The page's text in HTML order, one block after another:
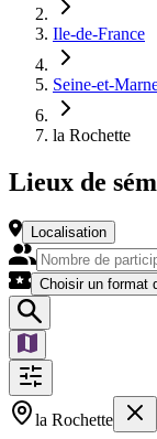
Ile-de-France
Seine-et-
la Rochette
Lieux de
Localisation
Choisir un format
la Rochette